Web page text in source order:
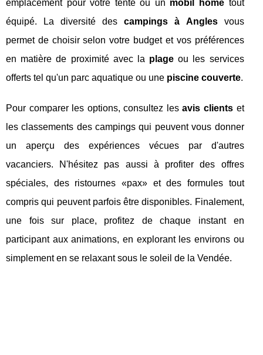
emplacement pour votre tente ou un mobil home tout
équipé. La diversité descampings à Anglesvous
permet de choisir selon votre budget et vos préférences
en matière de proximité avec la plage ou les services
offerts tel qu'un parc aquatique ou une piscine couverte.
Pour comparer les options, consultez lesavis clients et
les classements des campings qui peuvent vous donner
un aperçu des expériences vécues par d'autres
vacanciers. N'hésitez pas aussi à profiter des offres
spéciales, des ristournes «pax» et des formules tout
compris qui peuvent parfois être disponibles. Finalement,
une fois sur place, profitez de chaque instant en
participant aux animations, en explorant les environs ou
simplement en se relaxant sous le soleil de la Vendée.